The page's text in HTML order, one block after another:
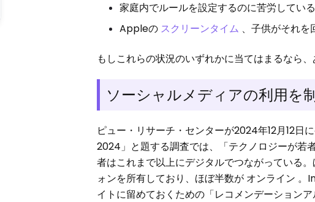
家庭内でルールを設定するのに苦労してい
Appleの スクリーンタイム 、子供がそれを
もしこれらの状況のいずれかに当てはまるなら
ソーシャルメディアの利用を
ピュー・リサーチ・センターが2024年12月12日
2024」と題する調査では、「テクノロジーが若
者はこれまで以上にデジタルでつながっている
ォンを所有しており、ほぼ半数が オンライン 。
イトに留めておくための「レコメンデーション